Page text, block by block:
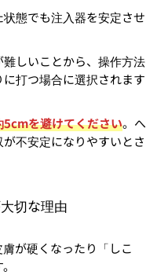
態でも注入器を安定させ
しいことから、操作方法
打つ場合に選択されます
5cmを避けてください。へ
不安定になりやすいとさ
切な理由
が硬くなったり「しこ